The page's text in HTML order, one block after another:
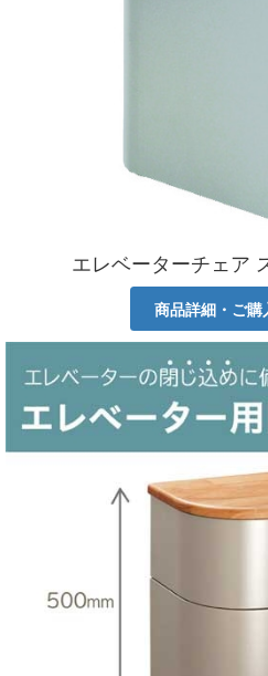
エレベーターチェア
商品詳細・ご購